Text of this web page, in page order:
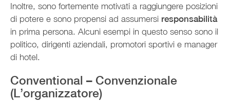
Inoltre, sono fortemente motivati a raggiungere posizioni
di potere e sono propensi ad assumersi responsabilità
in prima persona. Alcuni esempi in questo senso sono il
politico, dirigenti aziendali, promotori sportivi e manager
di hotel.
Conventional – Convenzionale
(L’organizzatore)